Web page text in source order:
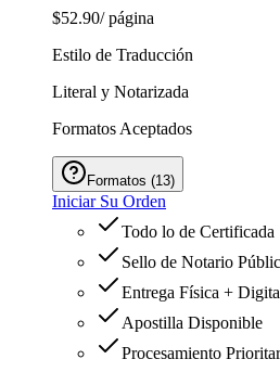
$52.90/ página
Estilo de Traducción
Literal y Notarizada
Formatos Aceptados
Formatos (13)
Iniciar Su Orden
Todo lo de Certificada
Sello de Notario
Entrega Física +
Apostilla Disponible
Procesamiento